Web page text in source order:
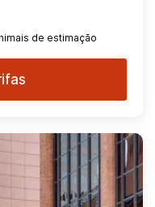
de estimação